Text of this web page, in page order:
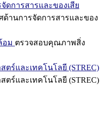
ดการสารและของเสีย
ด้านการจัดการสารและของ
อม ตรวจสอบคุณภาพสิ่ง
ตร์และเทคโนโลยี (STREC)
ตร์และเทคโนโลยี (STREC)